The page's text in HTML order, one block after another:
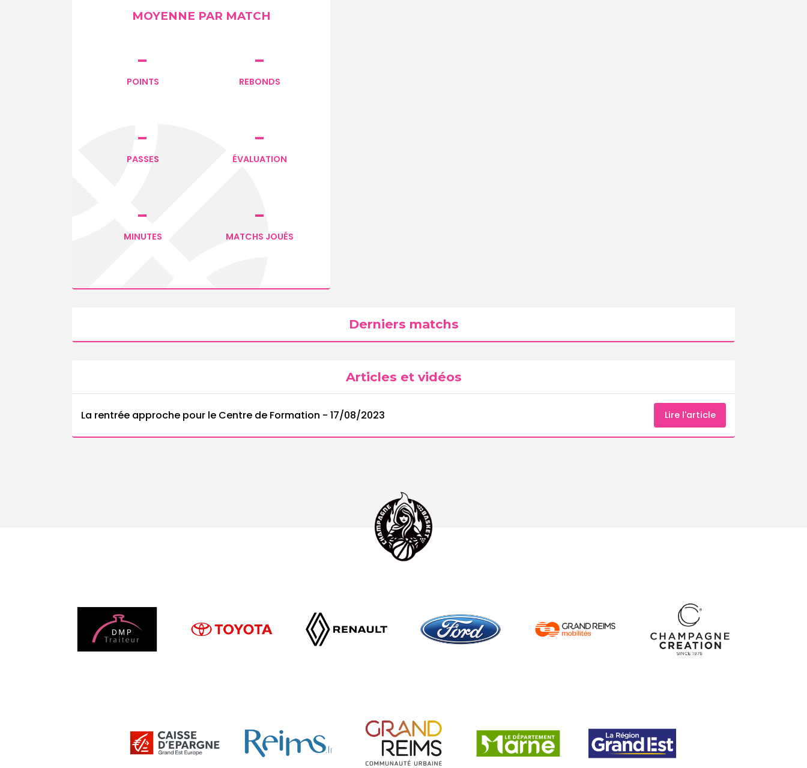
MOYENNE PAR MATCH
-
POINTS
-
REBONDS
-
PASSES
-
ÉVALUATION
-
MINUTES
-
MATCHS JOUÉS
Derniers matchs
Articles et vidéos
La rentrée approche pour le Centre de Formation - 17/08/2023 Lire l'article